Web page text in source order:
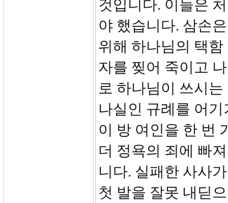
것입니다. 이들은
야 했습니다. 삼손
위해 하나님의 택
자를 찢어 죽이고
로 하나님이 쓰시
나실인 규례를 어
이 방 여인을 한 번
더 정욕의 죄에 빠
니다. 실패한 사사
첫 발을 잘못 내딛